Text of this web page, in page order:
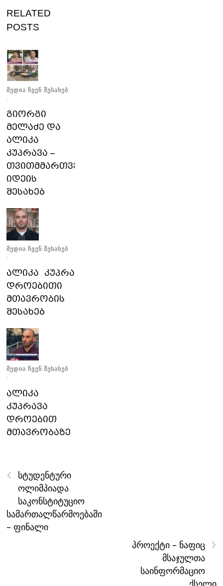
RELATED
POSTS
ᲛᲔᲓᲘᲐ ᲩᲕᲔᲜ ᲨᲔᲡᲐᲮᲔᲑ
/
გიორგი
მელაძე და
ალიკა
კუპრავა –
თვითმმართველობის
იდეის
შესახებ
ᲛᲔᲓᲘᲐ ᲩᲕᲔᲜ ᲨᲔᲡᲐᲮᲔᲑ
/
ალიკა კუპრავა
დროებითი
მთავრობის
შესახებ
ᲛᲔᲓᲘᲐ ᲩᲕᲔᲜ ᲨᲔᲡᲐᲮᲔᲑ
/
ალიკა
კუპრავა
დროებით
მთავრობაზე
‹
სტუდენტური
ოლიმპიადა
საკონსტიტუციო
სამართალწარმოებაში
– ფინალი
›
პროექტი – ნაფიც
მსაჯულთა
საინფორმაციო
ქსელი